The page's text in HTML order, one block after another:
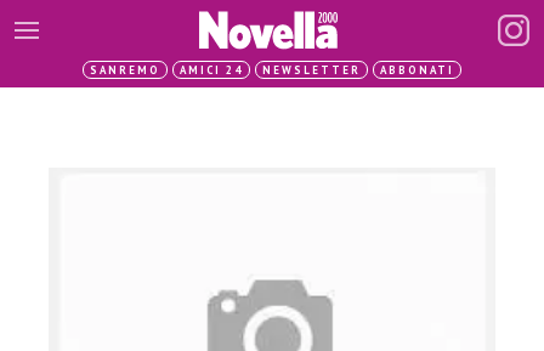
SANREMO AMICI 24 NEWSLETTER ABBONATI